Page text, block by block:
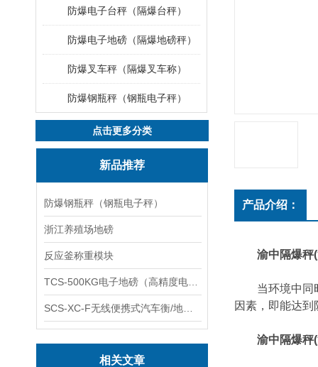
防爆电子台秤（隔爆台秤）
防爆电子地磅（隔爆地磅秤）
防爆叉车秤（隔爆叉车称）
防爆钢瓶秤（钢瓶电子秤）
点击更多分类
新品推荐
防爆钢瓶秤（钢瓶电子秤）
浙江养殖场地磅
反应釜称重模块
相关文章
产品介绍：
渝中隔爆秤
当环境中同时
因素，即能达
渝中隔爆秤